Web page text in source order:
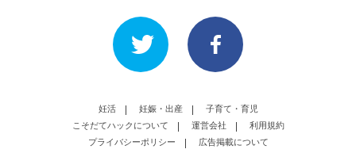
妊活 妊娠・出産
子育て・育児
こそだてハックについて
運営会社
利用規約
プライバシーポリシー
広告掲載について